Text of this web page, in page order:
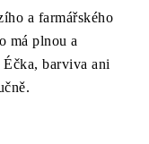
a farmářského
má plnou a
barviva ani